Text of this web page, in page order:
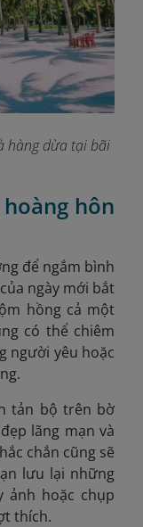
hàng dừa tại bãi
hôn
để ngắm bình
ngày mới bắt
hồng cả một
có thể chiêm
người yêu hoặc
tản bộ trên bờ
lãng mạn và
chắn cũng sẽ
lưu lại những
ảnh hoặc chụp
thích.